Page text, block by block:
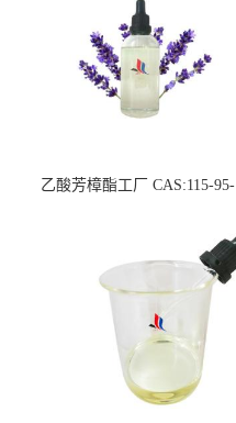
乙酸芳樟酯工厂 CAS:115-95-